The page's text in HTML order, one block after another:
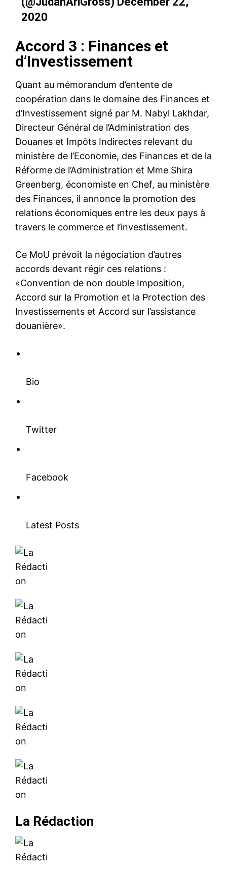
2020
Accord 3 : Finances et
d’Investissement
Quant au mémorandum d’entente de
coopération dans le domaine des Finances et
d’Investissement signé par M. Nabyl Lakhdar,
Directeur Général de l’Administration des
Douanes et Impôts Indirectes relevant du
ministère de l’Economie, des Finances et de la
Réforme de l’Administration et Mme Shira
Greenberg, économiste en Chef, au ministère
des Finances, il annonce la promotion des
relations économiques entre les deux pays à
travers le commerce et l’investissement.
Ce MoU prévoit la négociation d’autres
accords devant régir ces relations :
«Convention de non double Imposition,
Accord sur la Promotion et la Protection des
Investissements et Accord sur l’assistance
douanière».
Bio
Twitter
Facebook
Latest Posts
La Rédaction